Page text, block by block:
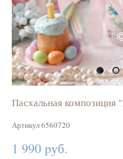
Пасхальная композиция
Артикул 6560720
1 990 pуб.